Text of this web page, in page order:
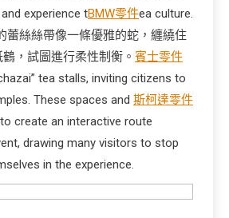
experience tBMW零件ea culture.
蕾絲絲帶像一條優雅的蛇，纏繞住
，試圖進行柔性制衡。 賓士零件
tea stalls, inviting citizens to
These spaces and 斯柯達零件
create an interactive route
drawing many visitors to stop
in the experience.